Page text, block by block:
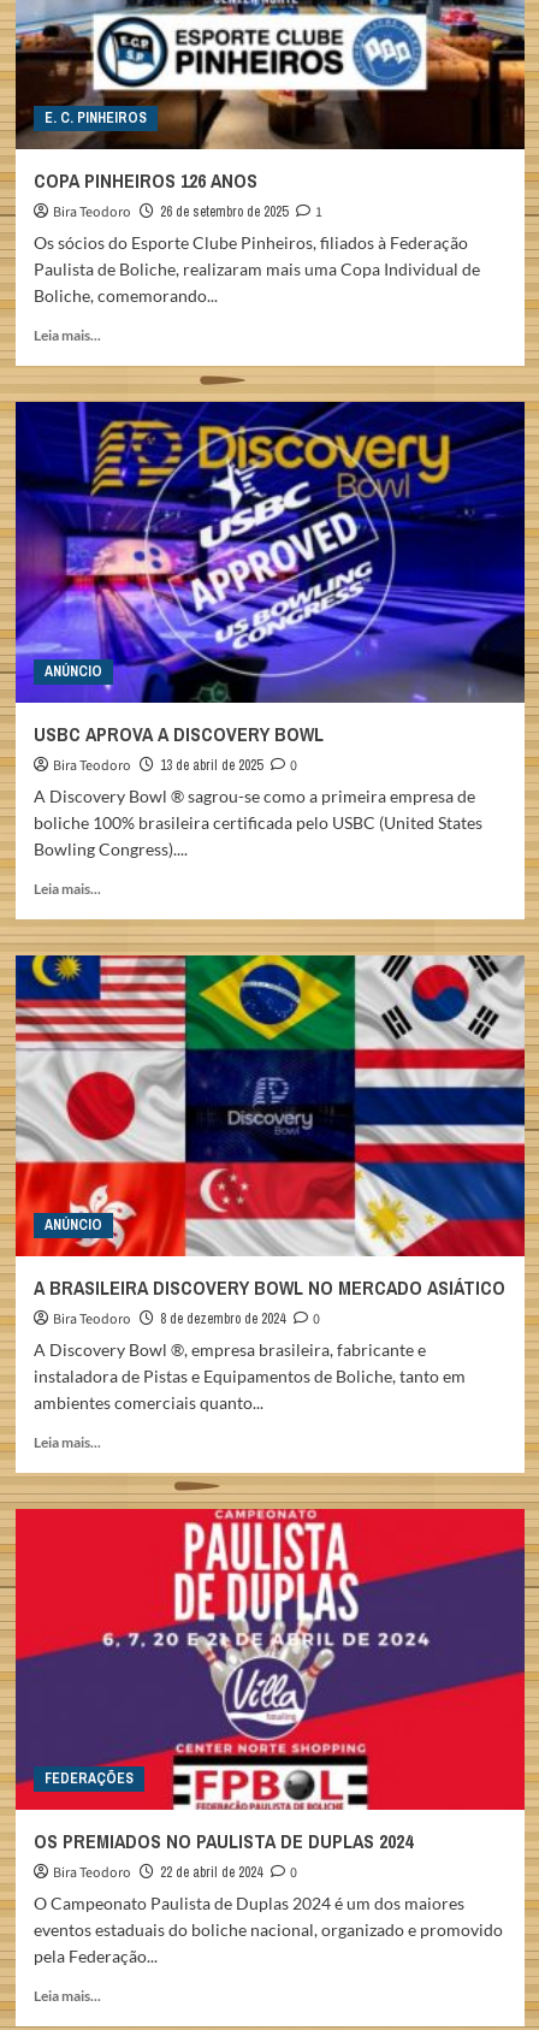
E. C. PINHEIROS
COPA PINHEIROS 126 ANOS
Bira Teodoro 26 de setembro de 2025
1
Os sócios do Esporte Clube Pinheiros, filiados à Federação
Paulista de Boliche, realizaram mais uma Copa Individual de
Boliche, comemorando...
Leia mais...
COPA
PINHEIROS
126
ANOS
ANÚNCIO
USBC APROVA A DISCOVERY BOWL
Bira Teodoro 13 de abril de 2025
0
A Discovery Bowl ® sagrou-se como a primeira empresa de
boliche 100% brasileira certificada pelo USBC (United States
Bowling Congress)....
Leia mais...
about
USBC
APROVA
A
DISCOVERY
BOWL
ANÚNCIO
A BRASILEIRA DISCOVERY BOWL NO MERCADO ASIÁTICO
Bira Teodoro 8 de dezembro de 2024
0
A Discovery Bowl ®, empresa brasileira, fabricante e
instaladora de Pistas e Equipamentos de Boliche, tanto em
ambientes comerciais quanto...
Leia mais...
A
MERCADO
ASIÁTICO
FEDERAÇÕES
OS PREMIADOS NO PAULISTA DE DUPLAS 2024
Bira Teodoro 22 de abril de 2024
0
O Campeonato Paulista de Duplas 2024 é um dos maiores
eventos estaduais do boliche nacional, organizado e promovido
pela Federação...
Leia mais...